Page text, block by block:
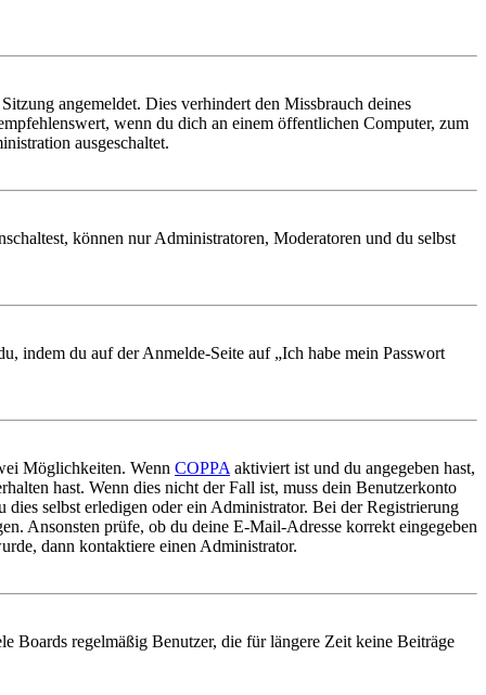
angemeldet. Dies verhindert den Missbrauch deines
wenn du dich an einem öffentlichen Computer, zum
ausgeschaltet.
können nur Administratoren, Moderatoren und du selbst
indem du auf der Anmelde-Seite auf „Ich habe mein Passwort
Möglichkeiten. Wenn COPPA aktiviert ist und du angegeben hast,
hast. Wenn dies nicht der Fall ist, muss dein Benutzerkonto
selbst erledigen oder ein Administrator. Bei der Registrierung
Ansonsten prüfe, ob du deine E-Mail-Adresse korrekt eingegeben
dann kontaktiere einen Administrator.
Boards regelmäßig Benutzer, die für längere Zeit keine Beiträge